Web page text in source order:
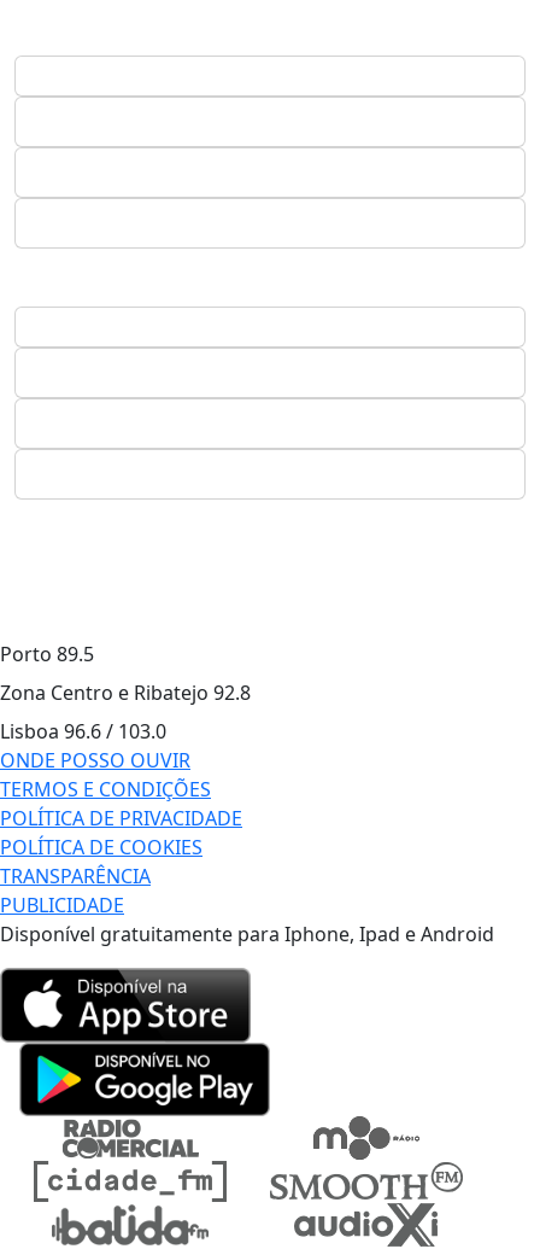
Porto 89.5
Zona Centro e Ribatejo 92.8
Lisboa 96.6 / 103.0
ONDE POSSO OUVIR
TERMOS E CONDIÇÕES
POLÍTICA DE PRIVACIDADE
POLÍTICA DE COOKIES
TRANSPARÊNCIA
PUBLICIDADE
Disponível gratuitamente para Iphone, Ipad e Android